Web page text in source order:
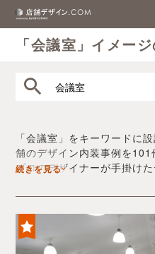
「会議室」イメー
「会議室」をキーワードに
舗のデザイン内装事例を101
プロのデザイナーが手掛け
デザイン内装会社探しや費
店舗イメージを固めるヒン
い。
続きを見る